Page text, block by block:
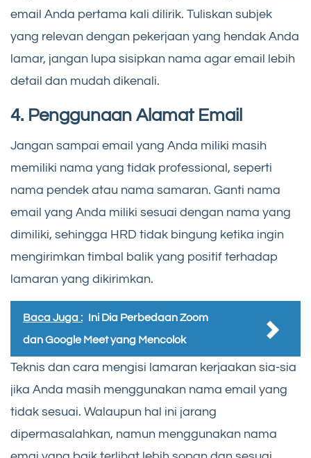
email Anda pertama kali dilirik. Tuliskan subjek
yang relevan dengan pekerjaan yang hendak Anda
lamar, jangan lupa sisipkan nama agar email lebih
detail dan mudah dikenali.
4. Penggunaan Alamat Email
Jangan sampai email yang Anda miliki masih
memiliki nama yang tidak professional, seperti
nama pendek atau nama samaran. Ganti nama
email yang Anda miliki sesuai dengan nama yang
dimiliki, sehingga HRD tidak bingung ketika ingin
mengirimkan timbal balik yang positif terhadap
lamaran yang dikirimkan.
Baca Juga : Ini Dia Perbedaan Zoom
dan Google Meet yang Mencolok
Teknis dan cara mengisi lamaran kerjaakan sia-sia
jika Anda masih menggunakan nama email yang
tidak sesuai. Walaupun hal ini jarang
dipermasalahkan, namun menggunakan nama